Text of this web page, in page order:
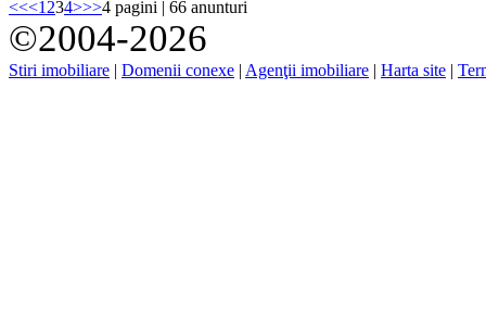
<<<1 234>>>4 pagini | 66 anunturi
©2004-2026
Stiri imobiliare | Domenii conexe | Agenţii imobiliare | Harta site |